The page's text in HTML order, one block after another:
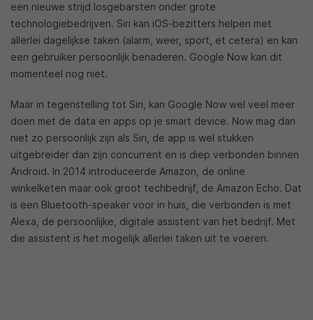
een nieuwe strijd losgebarsten onder grote
technologiebedrijven. Siri kan iOS-bezitters helpen met
allerlei dagelijkse taken (alarm, weer, sport, et cetera) en kan
een gebruiker persoonlijk benaderen. Google Now kan dit
momenteel nog niet.
Maar in tegenstelling tot Siri, kan Google Now wel veel meer
doen met de data en apps op je smart device. Now mag dan
niet zo persoonlijk zijn als Siri, de app is wel stukken
uitgebreider dan zijn concurrent en is diep verbonden binnen
Android. In 2014 introduceerde Amazon, de online
winkelketen maar ook groot techbedrijf, de Amazon Echo. Dat
is een Bluetooth-speaker voor in huis, die verbonden is met
Alexa, de persoonlijke, digitale assistent van het bedrijf. Met
die assistent is het mogelijk allerlei taken uit te voeren.